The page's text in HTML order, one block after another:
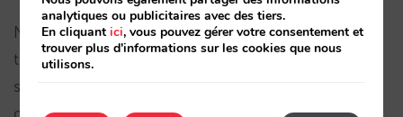
Nous souhaiterions également mettre en avant le
travail réalisé en
, et duquel nous
sommes très satisfaits. Nous vous laissons ici
analytiques ou publicitaires avec des tiers.
En cliquantici, vous pouvez gérer votre consentement et
trouver plus d'informations sur les cookies que nous
utilisons.